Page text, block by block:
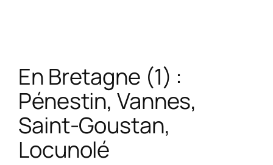
En Bretagne (1) :
Pénestin, Vannes,
Saint-Goustan,
Locunolé